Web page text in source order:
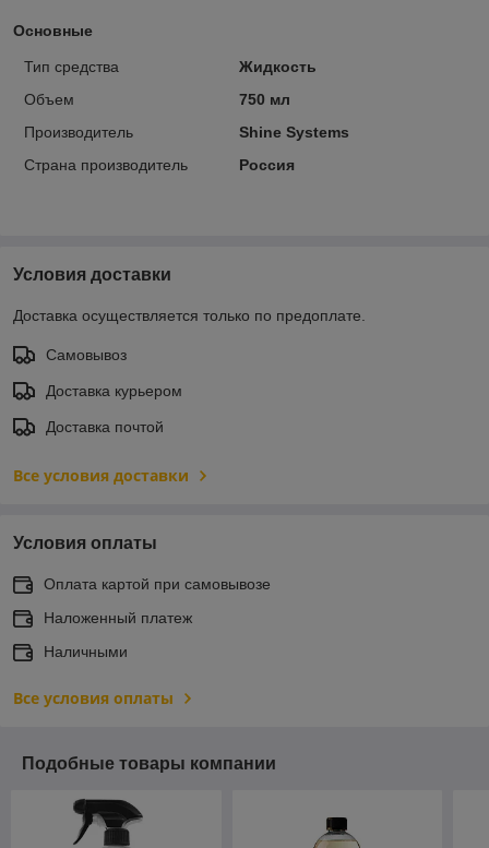
Основные
Тип средства
Жидкость
Объем
750 мл
Производитель
Shine Systems
Страна производитель
Россия
Условия доставки
Доставка осуществляется только по предоплате.
Самовывоз
Доставка курьером
Доставка почтой
Все условия доставки
Условия оплаты
Оплата картой при самовывозе
Наложенный платеж
Наличными
Все условия оплаты
Подобные товары компании